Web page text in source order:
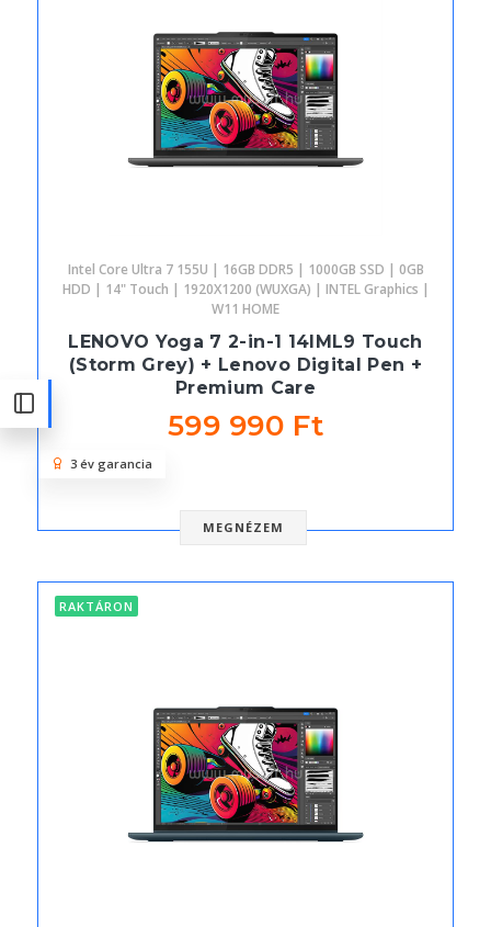
Intel Core Ultra 7 155U | 16GB DDR5 | 1000GB SSD | 0GB
HDD | 14" Touch | 1920X1200 (WUXGA) | INTEL Graphics |
W11 HOME
LENOVO Yoga 7 2-in-1 14IML9 Touch
(Storm Grey) + Lenovo Digital Pen +
Premium Care
599 990 Ft
MEGNÉZEM
3 év garancia
RAKTÁRON